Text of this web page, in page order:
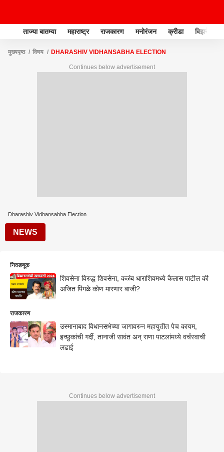
ताज्या बातम्या महाराष्ट्र राजकारण मनोरंजन क्रीडा बिझनेस
मुख्यपृष्ठ विषय DHARASHIV VIDHANSABHA ELECTION
Continues below advertisement
Dharashiv Vidhansabha Election
NEWS
निवडणूक
शिवसेना विरुद्ध शिवसेना, कळंब धाराशिवमध्ये कैलास पाटील की
अजित पिंगळे कोण मारणार बाजी?
राजकारण
उस्मानाबाद विधानसभेच्या जागावरुन महायुतीत पेच कायम,
इच्छुकांची गर्दी, तानाजी सावंत अन् राणा पाटलांमध्ये वर्चस्वाची
लढाई
Continues below advertisement